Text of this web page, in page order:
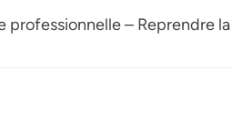
professionnelle – Reprendre